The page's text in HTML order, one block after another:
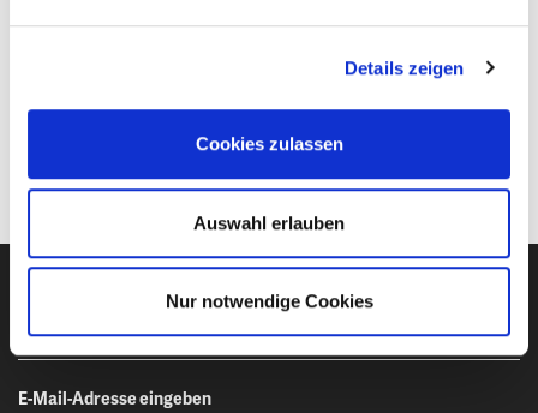
Details zeigen
Cookies zulassen
Auswahl erlauben
Nur notwendige Cookies
Katrin Blum
Verkauf & Beratung
Newsletter-Anmeldung
E-Mail-Adresse eingeben